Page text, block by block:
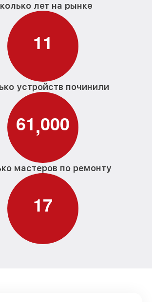
лет на рынке
11
устройств починили
61,000
мастеров по ремонту
17